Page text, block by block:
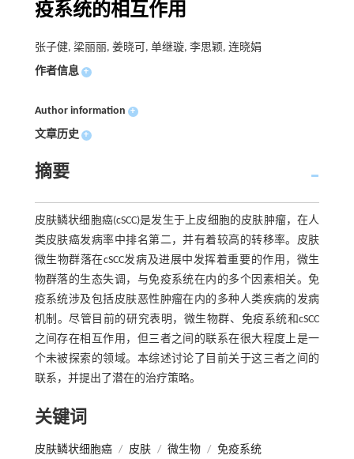
疫系统的相互作用
张子健, 梁丽丽, 姜晓可, 单继璇, 李思颖, 连晓娟
作者信息 +
Author information +
文章历史 +
摘要
皮肤鳞状细胞癌(cSCC)是发生于上皮细胞的皮肤肿瘤，在人
类皮肤癌发病率中排名第二，并有着较高的转移率。皮肤
微生物群落在cSCC发病及进展中发挥着重要的作用，微生
物群落的生态失调，与免疫系统在内的多个因素相关。免
疫系统涉及包括皮肤恶性肿瘤在内的多种人类疾病的发病
机制。尽管目前的研究表明，微生物群、免疫系统和cSCC
之间存在相互作用，但三者之间的联系在很大程度上是一
个未被探索的领域。本综述讨论了目前关于这三者之间的
联系，并提出了潜在的治疗策略。
关键词
皮肤鳞状细胞癌 / 皮肤 / 微生物 / 免疫系统